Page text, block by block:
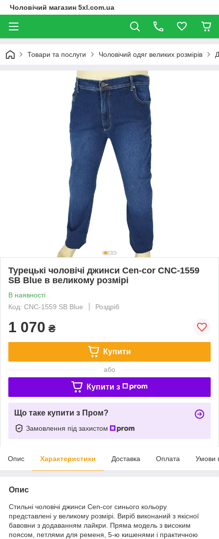
Чоловічий магазин 5xl.com.ua
Товари та послуги Чоловічий одяг великих розмірів
Турецькі чоловічі джинси Cen-cor CNC-1559
SB Blue в великому розмірі
В наявності
Код: CNC-1559 SB Blue
Роздріб
1 070 ₴
Купити
або
Купити з
Що таке купити з Пром?
Замовлення під захистом
Опис Характеристики Доставка Оплата Умови
Опис
Стильні чоловічі джинси Cen-cor синього кольору
представлені у великому розмірі. Виріб виконаний з якісної
бавовни з додаванням лайкри. Пряма модель з високим
поясом, петлями для ременя, 5-ю кишенями і практичною